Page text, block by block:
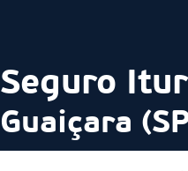
Seguro
Guaiçara